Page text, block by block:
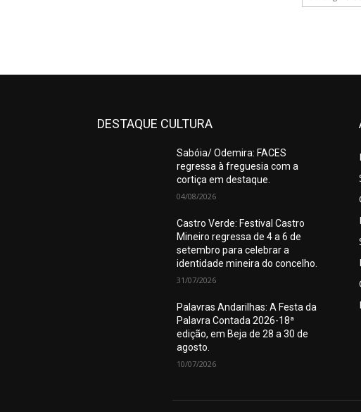
DESTAQUE CULTURA
Sabóia/ Odemira: FACES
regressa à freguesia com a
cortiça em destaque.
04/08/2026
Castro Verde: Festival Castro
Mineiro regressa de 4 a 6 de
setembro para celebrar a
identidade mineira do concelho.
31/07/2026
Palavras Andarilhas: A Festa da
Palavra Contada 2026-18ª
edição, em Beja de 28 a 30 de
agosto.
10/07/2026